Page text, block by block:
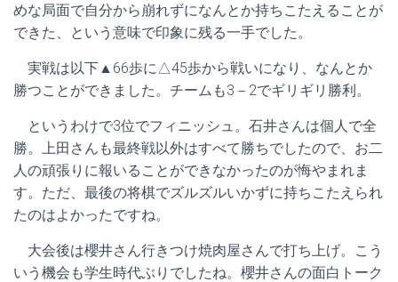
めな局面で自分から崩れずになんとか持ちこたえることが
できた、という意味で印象に残る一手でした。
実戦は以下▲66歩に△45歩から戦いになり、なんとか
勝つことができました。チームも3－2でギリギリ勝利。
というわけで3位でフィニッシュ。石井さんは個人で全
勝。上田さんも最終戦以外はすべて勝ちでしたので、お二
人の頑張りに報いることができなかったのが悔やまれま
す。ただ、最後の将棋でズルズルいかずに持ちこたえられ
たのはよかったですね。
大会後は櫻井さん行きつけ焼肉屋さんで打ち上げ。こう
いう機会も学生時代ぶりでしたね。櫻井さんの面白トーク